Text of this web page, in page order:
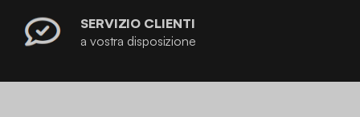
SERVIZIO CLIENTI
a vostra disposizione